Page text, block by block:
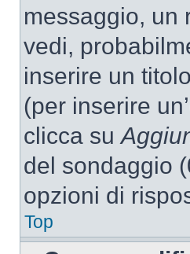
messaggio,
vedi,
inserire un
(per inserire
clicca su
del sondaggio
opzioni di
Top